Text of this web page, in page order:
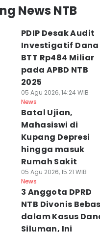
UGM,
Melaju ke
Liga
Agu 2026, 18:43 WIB
Warna
06 Agu
News
News NTB
PDIP Desak Audit
Investigatif Dana
BTT Rp484 Miliar
pada APBD NTB
2025
05 Agu 2026, 14:24 WIB
News
Batal Ujian,
Mahasiswi di
Kupang Depresi
hingga masuk
Rumah Sakit
05 Agu 2026, 15:21 WIB
News
3 Anggota DPRD
NTB Divonis Bebas
dalam Kasus
Siluman, Ini